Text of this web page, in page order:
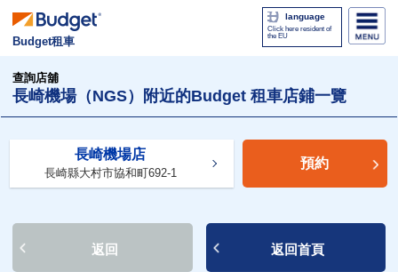
Budget租車
language
Click here resident of
the EU
查詢店舖
長崎機場（NGS）附近的Budget 租車店鋪一覽
長崎機場店
長崎縣大村市協和町692-1
預約
返回 返回首頁